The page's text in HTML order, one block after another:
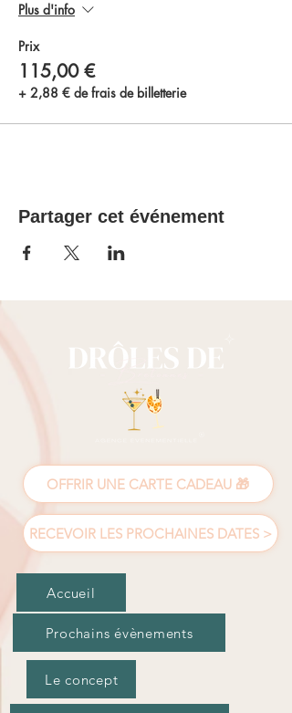
Plus d'info
Prix
115,00 €
+ 2,88 € de frais de billetterie
Partager cet événement
OFFRIR UNE CARTE CADEAU 🎁
RECEVOIR LES PROCHAINES DATES >
Accueil
Prochains évènements
Le concept